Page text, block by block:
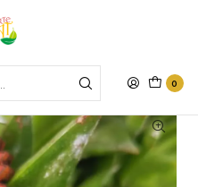
0
apartir de 70€